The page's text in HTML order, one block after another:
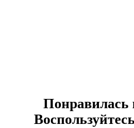
Понравилась